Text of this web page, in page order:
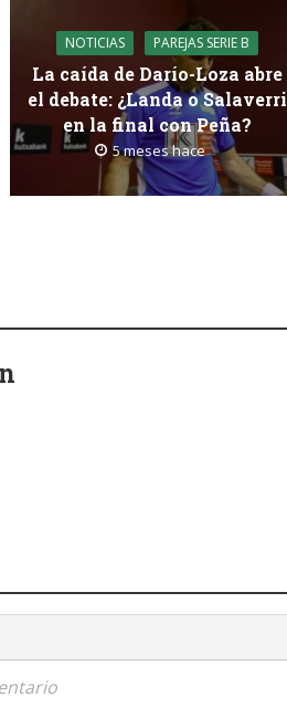
NOTICIAS PAREJAS SERIE B
La caída de Darío-Loza abre
el debate: ¿Landa o Salaverri
en la final con Peña?
5 meses hace